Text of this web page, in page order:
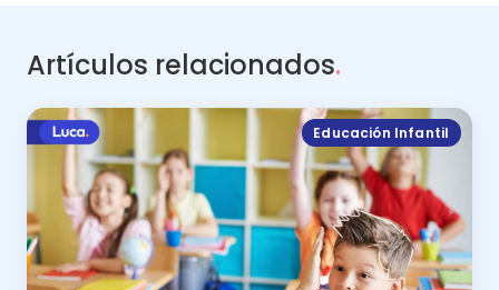
Artículos relacionados.
Educación Infantil